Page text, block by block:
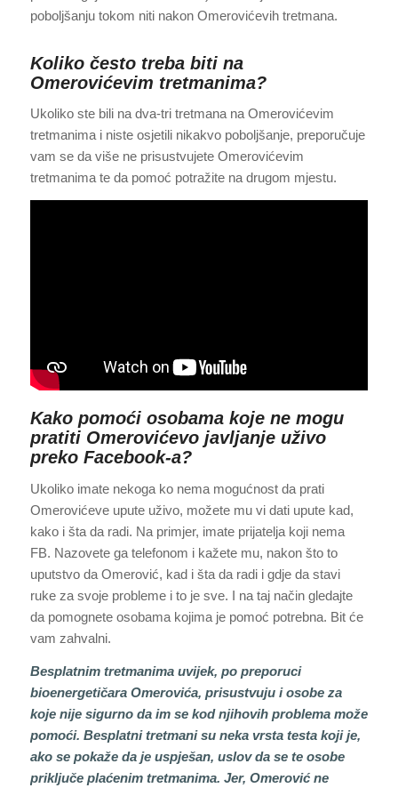
poboljšanju tokom niti nakon Omerovićevih tretmana.
Koliko često treba biti na
Omerovićevim tretmanima?
Ukoliko ste bili na dva-tri tretmana na Omerovićevim
tretmanima i niste osjetili nikakvo poboljšanje, preporučuje
vam se da više ne prisustvujete Omerovićevim
tretmanima te da pomoć potražite na drugom mjestu.
Kako pomoći osobama koje ne mogu
pratiti Omerovićevo javljanje uživo
preko Facebook-a?
Ukoliko imate nekoga ko nema mogućnost da prati
Omerovićeve upute uživo, možete mu vi dati upute kad,
kako i šta da radi. Na primjer, imate prijatelja koji nema
FB. Nazovete ga telefonom i kažete mu, nakon što to
uputstvo da Omerović, kad i šta da radi i gdje da stavi
ruke za svoje probleme i to je sve. I na taj način gledajte
da pomognete osobama kojima je pomoć potrebna. Bit će
vam zahvalni.
Besplatnim tretmanima uvijek, po preporuci
bioenergetičara Omerovića, prisustvuju i osobe za
koje nije sigurno da im se kod njihovih problema može
pomoći. Besplatni tretmani su neka vrsta testa koji je,
ako se pokaže da je uspješan, uslov da se te osobe
priključe plaćenim tretmanima. Jer, Omerović ne